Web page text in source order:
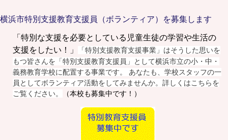
横浜市特別支援教育支援員（ボランティア）を募集します
「特別な支援を必要としている児童生徒の学習や生活の
支援をしたい！」
「特別支援教育支援事業」はそうした思いを
もつ皆さんを「特別支援教育支援員」として横浜市立の小・中・
義務教育学校に配置する事業です。 あなたも、学校スタッフの一
員としてボランティア活動をしてみませんか。詳しくはこちらを
ご覧ください。
（本校も募集中です！）